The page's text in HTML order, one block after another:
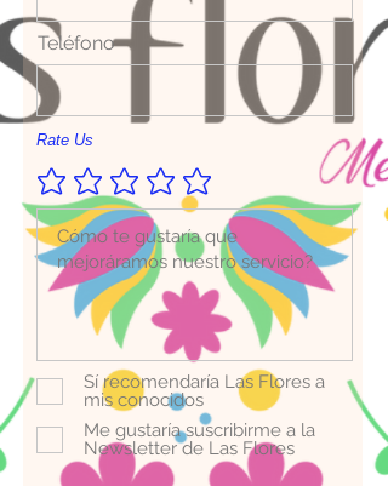
Teléfono
Rate Us
Sí recomendaría Las Flores a
mis conocidos
Me gustaría suscribirme a la
Newsletter de Las Flores